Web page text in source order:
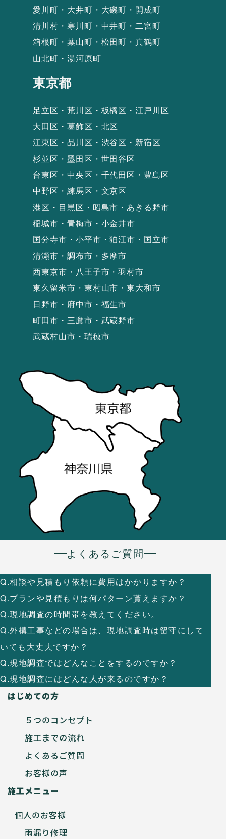
愛川町・大井町・大磯町・開成町
清川村・寒川町・中井町・二宮町
箱根町・葉山町・松田町・真鶴町
山北町・湯河原町
東京都
足立区・荒川区・板橋区・江戸川区
大田区・葛飾区・北区
江東区・品川区・渋谷区・新宿区
杉並区・墨田区・世田谷区
台東区・中央区・千代田区・豊島区
中野区・練馬区・文京区
港区・目黒区・昭島市・あきる野市
稲城市・青梅市・小金井市
国分寺市・小平市・狛江市・国立市
清瀬市・調布市・多摩市
西東京市・八王子市・羽村市
東久留米市・東村山市・東大和市
日野市・府中市・福生市
町田市・三鷹市・武蔵野市
武蔵村山市・瑞穂市
よくあるご質問
Q.相談や見積もり依頼に費用はかかりますか？
Q.プランや見積もりは何パターン貰えますか？
Q.現地調査の時間帯を教えてください。
Q.外構工事などの場合は、現地調査時は留守にして
いても大丈夫ですか？
Q.現地調査ではどんなことをするのですか？
Q.現地調査にはどんな人が来るのですか？
はじめての方
５つのコンセプト
施工までの流れ
よくあるご質問
お客様の声
施工メニュー
個人のお客様
雨漏り修理